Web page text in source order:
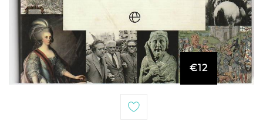
€12